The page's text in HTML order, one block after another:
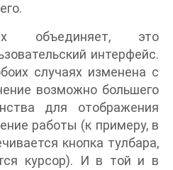
объединяет, это
интерфейс.
случаях изменена с
возможно большего
для отображения
работы (к примеру, в
кнопка тулбара,
курсор). И в той и в